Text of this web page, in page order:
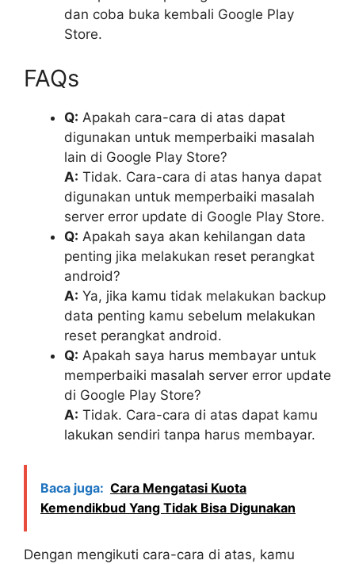
dan coba buka kembali Google Play
Store.
FAQs
Q: Apakah cara-cara di atas dapat
digunakan untuk memperbaiki masalah
lain di Google Play Store?
A: Tidak. Cara-cara di atas hanya dapat
digunakan untuk memperbaiki masalah
server error update di Google Play Store.
Q: Apakah saya akan kehilangan data
penting jika melakukan reset perangkat
android?
A: Ya, jika kamu tidak melakukan backup
data penting kamu sebelum melakukan
reset perangkat android.
Q: Apakah saya harus membayar untuk
memperbaiki masalah server error update
di Google Play Store?
A: Tidak. Cara-cara di atas dapat kamu
lakukan sendiri tanpa harus membayar.
Baca juga: Cara Mengatasi Kuota
Kemendikbud Yang Tidak Bisa Digunakan
Dengan mengikuti cara-cara di atas, kamu